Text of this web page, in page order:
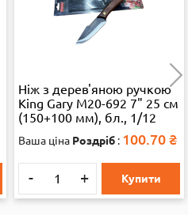
Ніж з дерев'яною ручкою
King Gary M20-693 6" 21 см
(110+100 мм), бл., 1/12
Ваша ціна Роздріб : 95.11₴
- + Купити